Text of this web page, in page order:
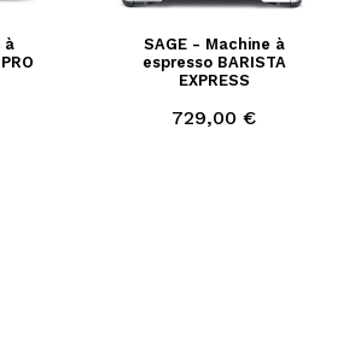
à
SAGE - Machine à
espresso BARISTA
EXPRESS
Prix
729,00 €